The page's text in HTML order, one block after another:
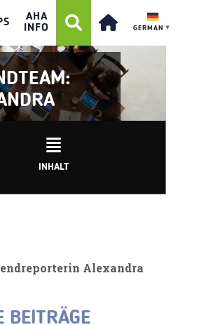
AHA
INFO
GERMAN ▼
INHALT
Alexandra
BEITRÄGE